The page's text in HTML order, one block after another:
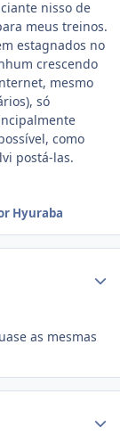
nisso de
meus treinos.
estagnados no
crescendo
mesmo
só
como
postá-las.
Hyuraba
as mesmas